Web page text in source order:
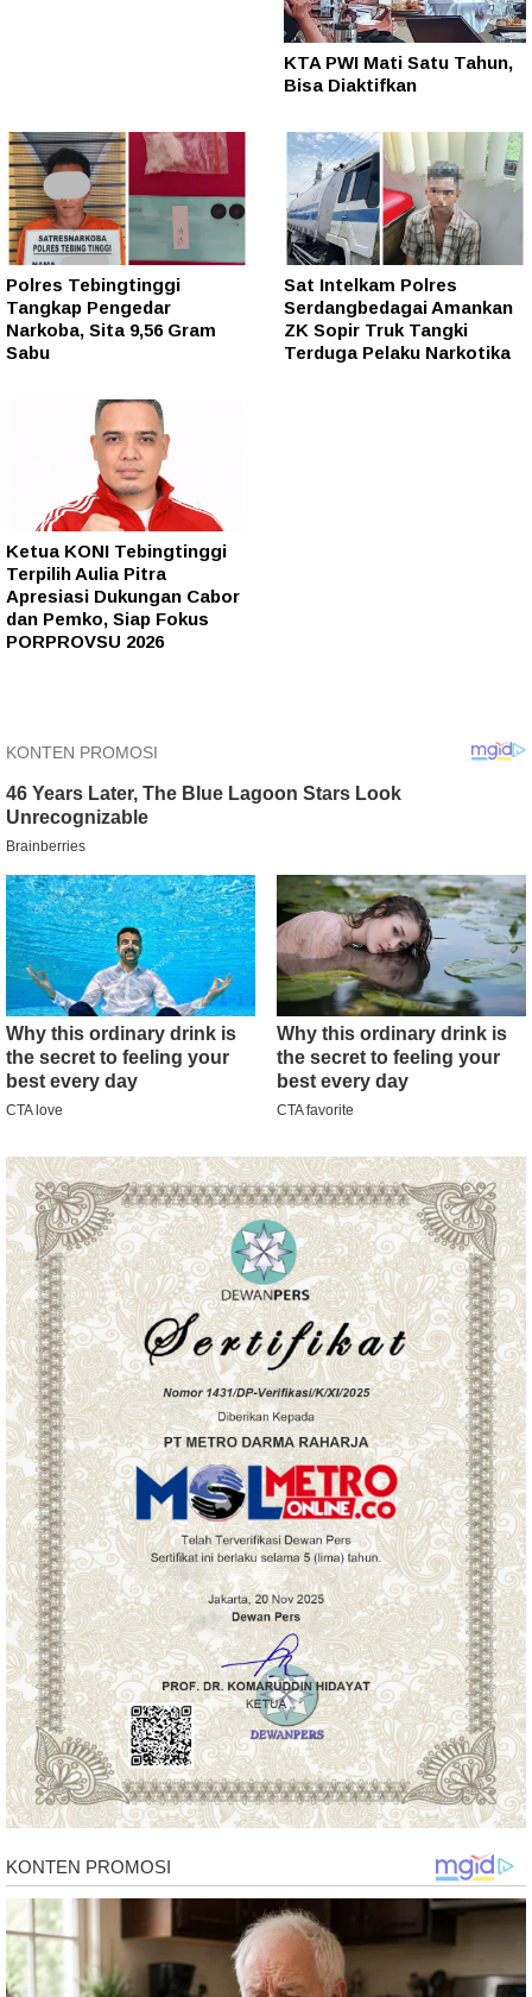
KTA PWI Mati Satu Tahun,
Bisa Diaktifkan
Polres Tebingtinggi
Tangkap Pengedar
Narkoba, Sita 9,56 Gram
Sabu
Sat Intelkam Polres
Serdangbedagai Amankan
ZK Sopir Truk Tangki
Terduga Pelaku Narkotika
Ketua KONI Tebingtinggi
Terpilih Aulia Pitra
Apresiasi Dukungan Cabor
dan Pemko, Siap Fokus
PORPROVSU 2026